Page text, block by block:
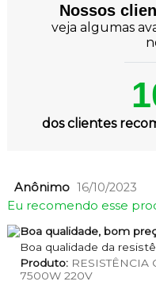
Nossos
veja algumas
dos clientes
Anônimo 16/10/2023
Eu recomendo esse
Boa qualidade, bom
Boa qualidade da
Produto:RESISTÊNCIA
7500W 220V